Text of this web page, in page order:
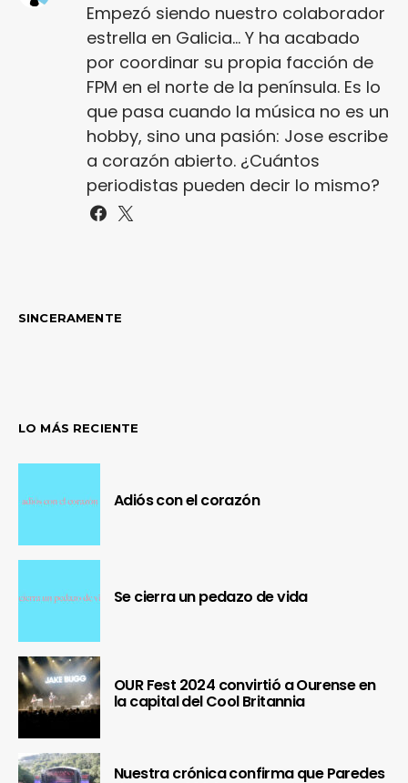
Empezó siendo nuestro colaborador
estrella en Galicia... Y ha acabado
por coordinar su propia facción de
FPM en el norte de la península. Es lo
que pasa cuando la música no es un
hobby, sino una pasión: Jose escribe
a corazón abierto. ¿Cuántos
periodistas pueden decir lo mismo?
SINCERAMENTE
LO MÁS RECIENTE
Adiós con el corazón
Se cierra un pedazo de vida
OUR Fest 2024 convirtió a Ourense en
la capital del Cool Britannia
Nuestra crónica confirma que Paredes